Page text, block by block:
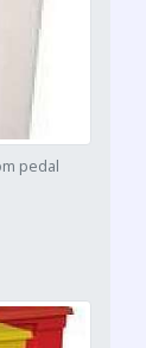
pedal